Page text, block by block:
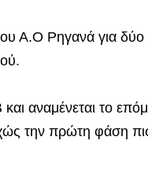
Α.Ο Ρηγανά για
αναμένεται το
την πρώτη φάση